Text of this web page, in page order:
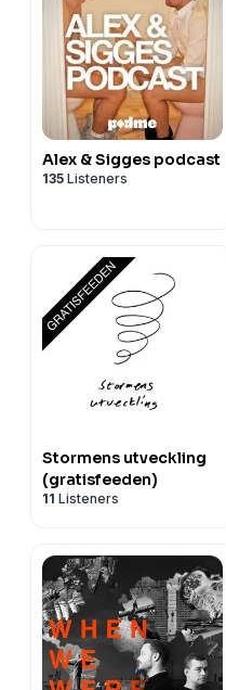
Alex & Sigges podcast
135 Listeners
Stormens utveckling
(gratisfeeden)
11 Listeners